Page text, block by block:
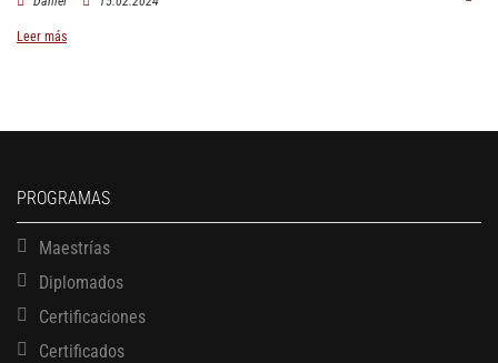
Leer más
PROGRAMAS
Maestrías
Diplomados
Certificaciones
Certificados